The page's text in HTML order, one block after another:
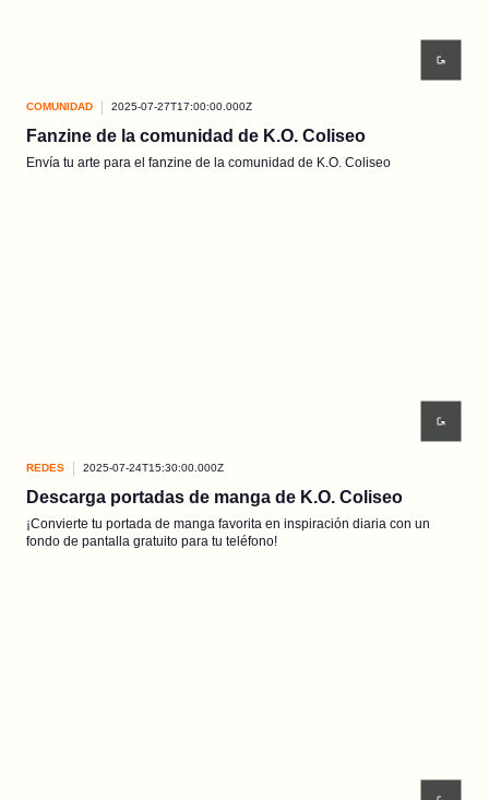
COMUNIDAD 2025-07-27T17:00:00.000Z
Fanzine de la comunidad de K.O. Coliseo
Envía tu arte para el fanzine de la comunidad de K.O. Coliseo
REDES 2025-07-24T15:30:00.000Z
Descarga portadas de manga de K.O. Coliseo
¡Convierte tu portada de manga favorita en inspiración diaria con un
fondo de pantalla gratuito para tu teléfono!